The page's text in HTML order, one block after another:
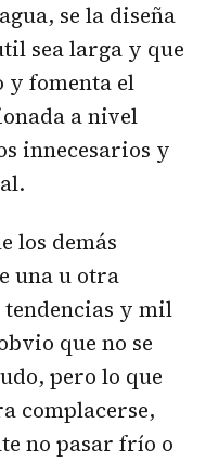
se la diseña
sea larga y que
y fomenta el
a nivel
innecesarios y
los demás
una u otra
tendencias y mil
que no se
pero lo que
complacerse,
no pasar frío o